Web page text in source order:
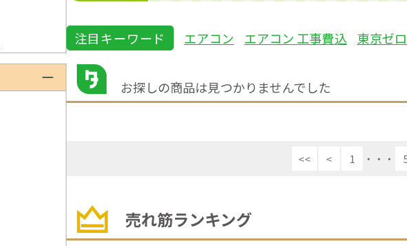
注目キーワード エアコン エアコン 工事費込 東京ゼ
お探しの商品は見つかりませんでした
<< < 1 ・・・
売れ筋ランキング